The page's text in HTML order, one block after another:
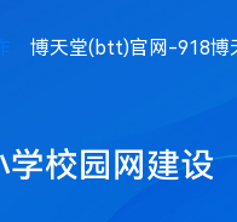
博天堂(btt)官网-918博
校园网建设